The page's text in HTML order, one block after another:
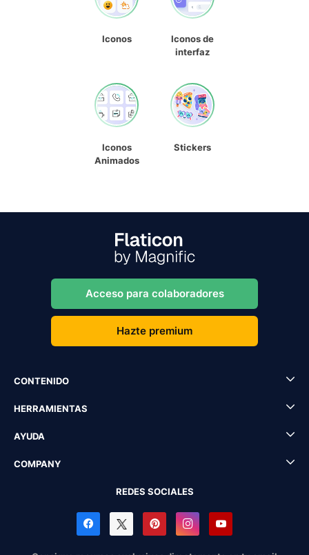
Iconos
Iconos de
interfaz
Iconos
Animados
Stickers
Acceso para colaboradores
Hazte premium
CONTENIDO
HERRAMIENTAS
AYUDA
COMPANY
REDES SOCIALES